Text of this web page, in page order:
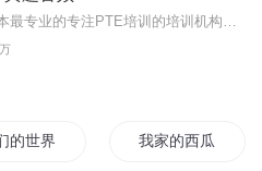
的世界杯 我家的西瓜真可爱